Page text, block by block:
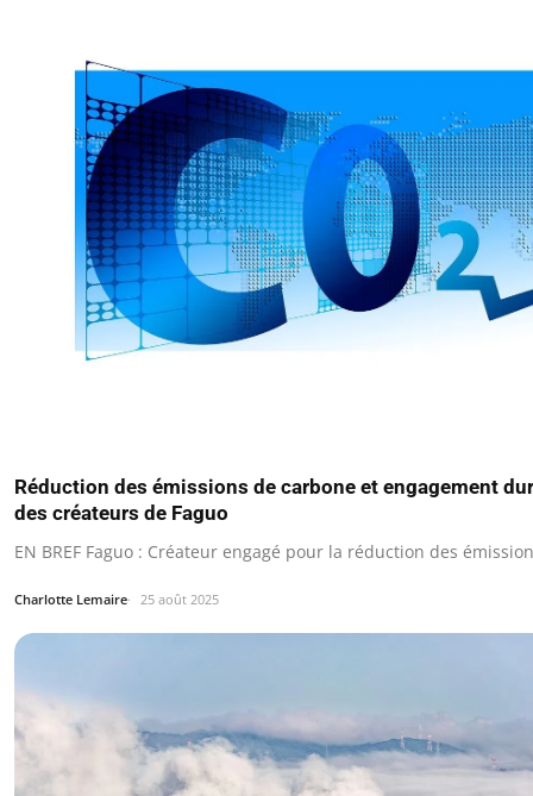
Réduction des émissions de carbone et engagement
des créateurs de Faguo
EN BREF Faguo : Créateur engagé pour la réduction des
Charlotte Lemaire 25 août 2025